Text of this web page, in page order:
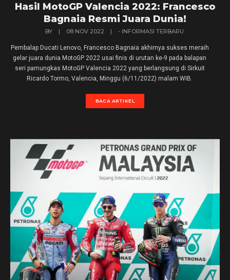
Hasil MotoGP Valencia 2022: Francesco
Bagnaia Resmi Juara Dunia!
BY | 08 NOV 2022 | - INFORMASI TERBARU
Pembalap Ducati Lenovo, Francesco Bagnaia akhirnya sukses meraih
gelar juara dunia MotoGP 2022 usai finis di urutan ke-9 pada balapan
seri pamungkas MotoGP Valencia 2022 yang berlangsung di Sirkuit
Ricardo Tormo, Valencia, Minggu (6/11/2022) malam WIB.
BACA ARTIKEL